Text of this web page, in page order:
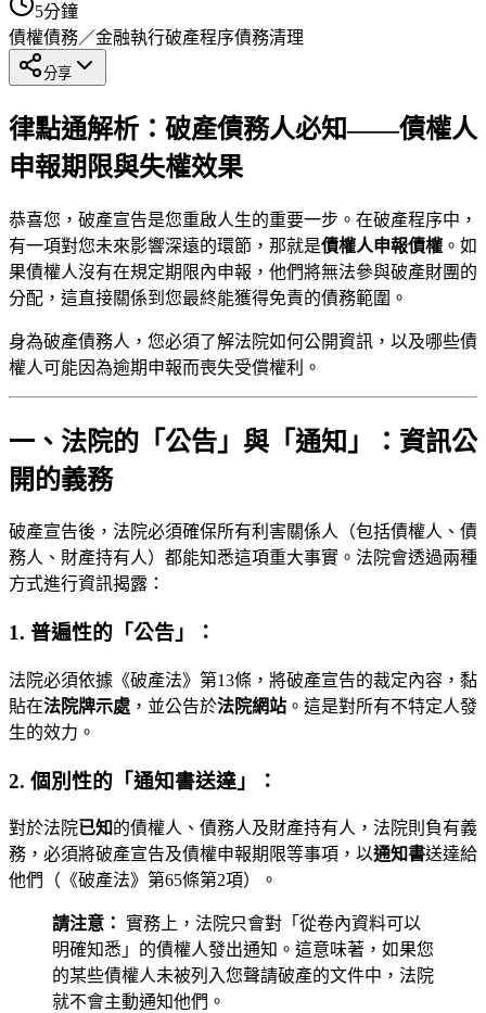
5分鐘
債權債務／金融執行破產程序債務清理
分享
律點通解析：破產債務人必知——債權人
申報期限與失權效果
恭喜您，破產宣告是您重啟人生的重要一步。在破產程序中，
有一項對您未來影響深遠的環節，那就是債權人申報債權 。如
果債權人沒有在規定期限內申報，他們將無法參與破產財團的
分配，這直接關係到您最終能獲得免責的債務範圍。
身為破產債務人，您必須了解法院如何公開資訊，以及哪些債
權人可能因為逾期申報而喪失受償權利。
一、法院的「公告」與「通知」：資訊公
開的義務
破產宣告後，法院必須確保所有利害關係人（包括債權人、債
務人、財產持有人）都能知悉這項重大事實。法院會透過兩種
方式進行資訊揭露：
1. 普遍性的「公告」：
法院必須依據《破產法》第13條，將破產宣告的裁定內容，黏
貼在法院牌示處 ，並公告於法院網站 。這是對所有不特定人發
生的效力。
2. 個別性的「通知書送達」：
對於法院已知的債權人、債務人及財產持有人，法院則負有義
務，必須將破產宣告及債權申報期限等事項，以通知書送達給
他們（《破產法》第65條第2項）。
請注意： 實務上，法院只會對「從卷內資料可以
明確知悉」的債權人發出通知。這意味著，如果您
的某些債權人未被列入您聲請破產的文件中，法院
就不會主動通知他們。